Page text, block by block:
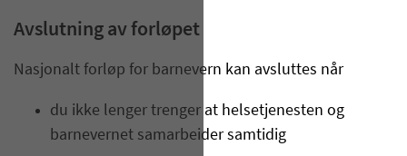
Avslutning av forløpet
Nasjonalt forløp for barnevern kan avsluttes når
du ikke lenger trenger at helsetjenesten og
barnevernet samarbeider samtidig